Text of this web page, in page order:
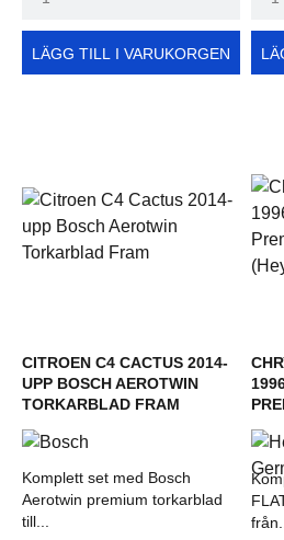
LÄGG TILL I VARUKORGEN
CITROEN C4 CACTUS 2014-
UPP BOSCH AEROTWIN
TORKARBLAD FRAM
Komplett set med Bosch
Aerotwin premium torkarblad
till...
från...